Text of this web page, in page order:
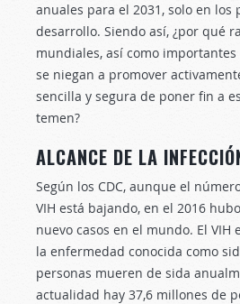
anuales para el 2031, solo en los
desarrollo. Siendo así, ¿por qué
mundiales, así como
se niegan a promover
sencilla y segura de poner fin a
temen?
ALCANCE DE LA
Según los CDC, aunque el
VIH está bajando, en el 2016
nuevo casos en el mundo. El VIH
la enfermedad conocida como
personas mueren de sida
actualidad hay 37,6 millones de